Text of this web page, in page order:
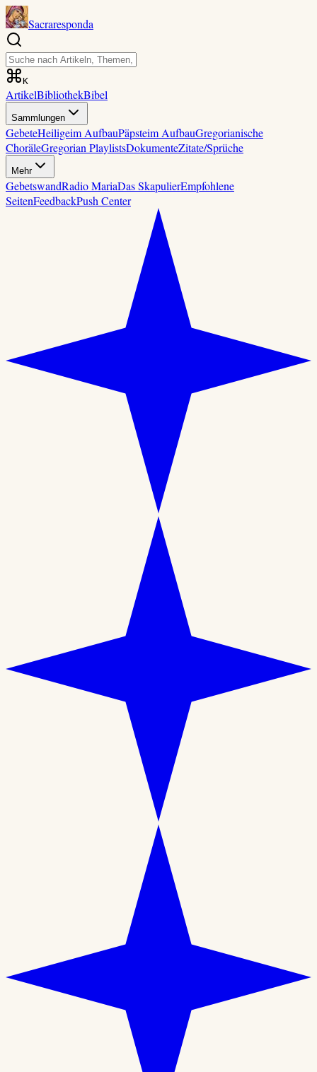
Sacraresponda
K
ArtikelBibliothekBibel
Sammlungen
GebeteHeiligeim AufbauPäpsteim AufbauGregorianische
ChoräleGregorian PlaylistsDokumenteZitate/Sprüche
Mehr
GebetswandRadio MariaDas SkapulierEmpfohlene
SeitenFeedbackPush Center